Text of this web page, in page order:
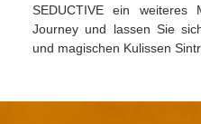
SEDUCTIVE ein weiteres
Journey und lassen Sie
und magischen Kulissen